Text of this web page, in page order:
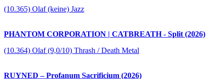
(10.365) Olaf (keine) Jazz
PHANTOM CORPORATION | CATBREATH - Split (2026)
(10.364) Olaf (9,0/10) Thrash / Death Metal
RUYNED – Profanum Sacrificium (2026)